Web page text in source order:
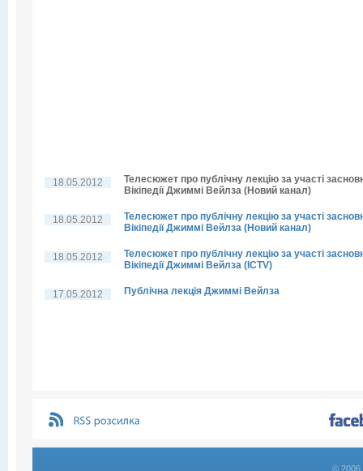
18.05.2012
Телесюжет про публічну лекцію за участі
Вікіпедії Джиммі Вейлза (Новий канал)
18.05.2012
Телесюжет про публічну лекцію за участі
Вікіпедії Джиммі Вейлза (Новий канал)
18.05.2012
Телесюжет про публічну лекцію за участі
Вікіпедії Джиммі Вейлза (ICTV)
17.05.2012 Публічна лекція Джиммі Вейлза
© 2006